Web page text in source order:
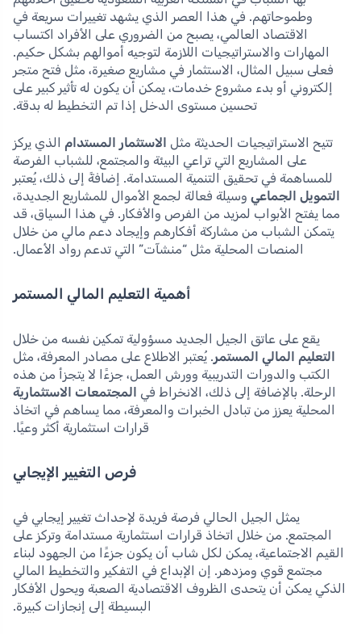
وطموحاتهم. في هذا العصر الذي يشهد تغييرات سريعة في
الاقتصاد العالمي، يصبح من الضروري على الأفراد اكتساب
المهارات والاستراتيجيات اللازمة لتوجيه أموالهم بشكل حكيم.
فعلى سبيل المثال، الاستثمار في مشاريع صغيرة، مثل فتح متجر
إلكتروني أو بدء مشروع خدمات، يمكن أن يكون له تأثير كبير على
تحسين مستوى الدخل إذا تم التخطيط له بدقة.
تتيح الاستراتيجيات الحديثة مثل الاستثمار المستدام الذي يركز
على المشاريع التي تراعي البيئة والمجتمع، للشباب الفرصة
للمساهمة في تحقيق التنمية المستدامة. إضافةً إلى ذلك، يُعتبر
التمويل الجماعي وسيلة فعالة لجمع الأموال للمشاريع الجديدة،
مما يفتح الأبواب لمزيد من الفرص والأفكار. في هذا السياق، قد
يتمكن الشباب من مشاركة أفكارهم وإيجاد دعم مالي من خلال
المنصات المحلية مثل “منشآت” التي تدعم رواد الأعمال.
أهمية التعليم المالي المستمر
يقع على عاتق الجيل الجديد مسؤولية تمكين نفسه من خلال
التعليم المالي المستمر. يُعتبر الاطلاع على مصادر المعرفة، مثل
الكتب والدورات التدريبية وورش العمل، جزءًا لا يتجزأ من هذه
الرحلة. بالإضافة إلى ذلك، الانخراط في المجتمعات الاستثمارية
المحلية يعزز من تبادل الخبرات والمعرفة، مما يساهم في اتخاذ
قرارات استثمارية أكثر وعيًا.
فرص التغيير الإيجابي
يمثل الجيل الحالي فرصة فريدة لإحداث تغيير إيجابي في
المجتمع. من خلال اتخاذ قرارات استثمارية مستدامة وتركز على
القيم الاجتماعية، يمكن لكل شاب أن يكون جزءًا من الجهود لبناء
مجتمع قوي ومزدهر. إن الإبداع في التفكير والتخطيط المالي
الذكي يمكن أن يتحدى الظروف الاقتصادية الصعبة ويحول الأفكار
البسيطة إلى إنجازات كبيرة.